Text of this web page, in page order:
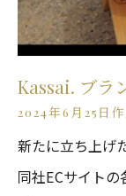
Kassai. ブラ
2024年6月25日
新たに立ち上げ
同社ECサイトの